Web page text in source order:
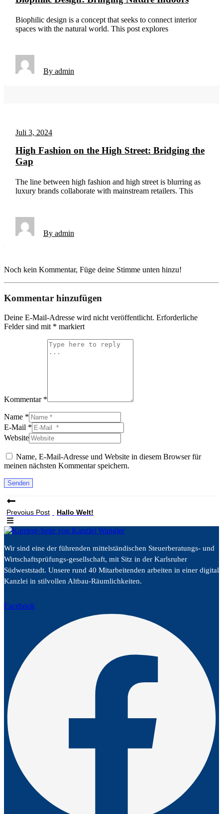
Biophilic design is a concept that seeks to connect interior
spaces with the natural world. This post explores
By admin
Juli 3, 2024
High Fashion on the High Street: Bridging the
Gap
The line between high fashion and high street is blurring as
luxury brands collaborate with mainstream retailers. This
By admin
Noch kein Kommentar, Füge deine Stimme unten hinzu!
Kommentar hinzufügen
Deine E-Mail-Adresse wird nicht veröffentlicht. Erforderliche
Felder sind mit * markiert
Kommentar *
Name *
E-Mail *
Website
Name, E-Mail-Adresse und Website in diesem Browser für
meinen nächsten Kommentar speichern.
Senden
Prevoius Post Hallo Welt!
Wir sind eine der führenden mittelständischen Steuerberatungs- und
Wirtschaftsprüfungs-gesellschaft, mit Sitz in der Karlsruher
Südweststadt. Unsere rund 40 Mitarbeitenden arbeiten in einer
Kanzlei in stilvollen Altbau-Räumlichkeiten.
Facebook